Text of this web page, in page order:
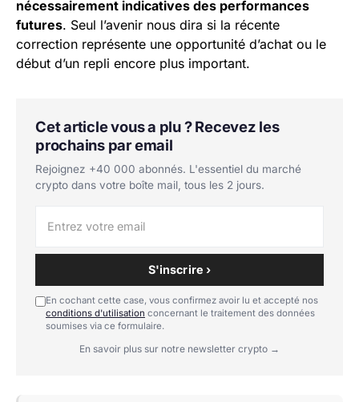
nécessairement indicatives des performances
futures. Seul l’avenir nous dira si la récente
correction représente une opportunité d’achat ou le
début d’un repli encore plus important.
Cet article vous a plu ? Recevez les
prochains par email
Rejoignez +40 000 abonnés. L'essentiel du marché
crypto dans votre boîte mail, tous les 2 jours.
S'inscrire ›
En cochant cette case, vous confirmez avoir lu et accepté nos
conditions d'utilisation concernant le traitement des données
soumises via ce formulaire.
En savoir plus sur notre newsletter crypto →